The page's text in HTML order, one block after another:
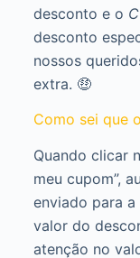
desconto e o
desconto
nossos
extra. 🤑
Como sei que
Quando clicar
meu cupom”,
enviado para
valor do
atenção no